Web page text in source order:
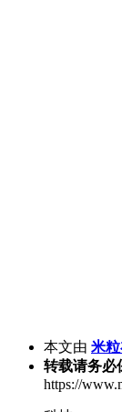
本文由 米
转载请务必
https://